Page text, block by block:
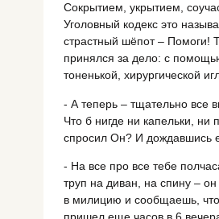
Сокрытием, укрытием,
Уголовный кодекс это
страстный шёпот – Помоги!
принялся за дело: с
тоненькой, хирургической
- А теперь – тщательно все
Что б нигде ни капельки,
спросил Он? И дождавшись
- На все про все тебе
труп на диван, на спину –
в милицию и сообщаешь,